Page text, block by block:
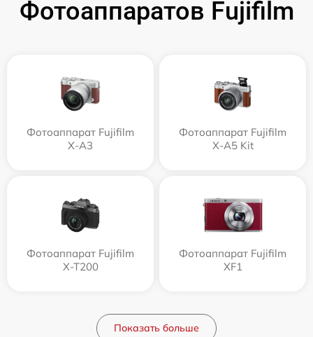
Фотоаппаратов Fujifilm
Фотоаппарат Fujifilm
X-A3
Фотоаппарат Fujifilm
X-A5 Kit
Фотоаппарат Fujifilm
X-T200
Фотоаппарат Fujifilm
XF1
Показать больше